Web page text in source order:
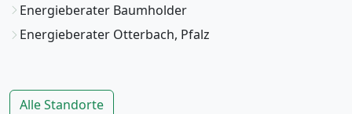
Energieberater Baumholder
Energieberater Otterbach, Pfalz
Alle Standorte